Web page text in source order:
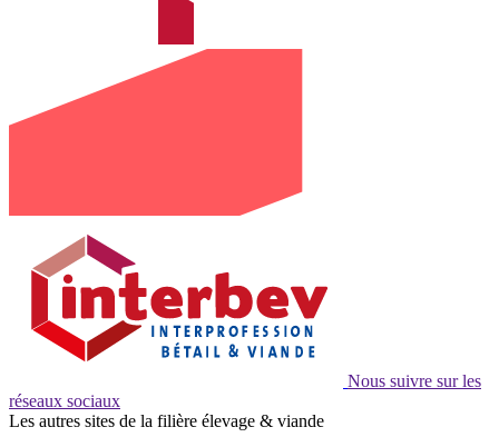
Nous suivre sur les
réseaux sociaux
Les autres sites de la filière élevage & viande